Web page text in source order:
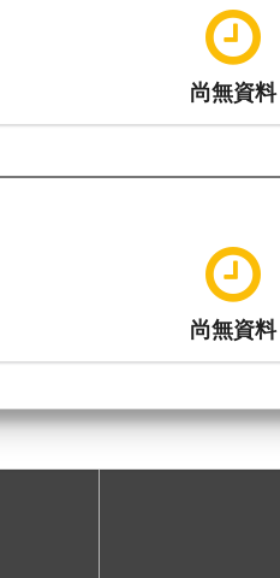
尚無資料
尚無資料